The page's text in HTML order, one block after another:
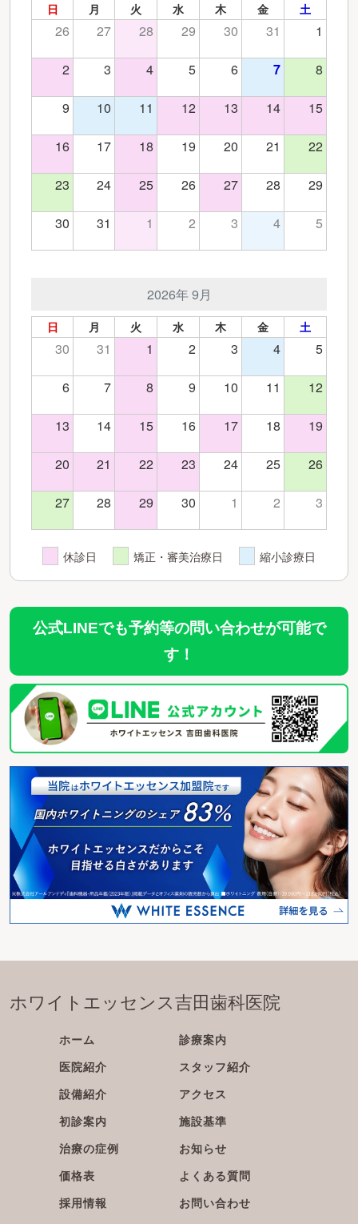
日 月 火 水 木 金 土
26 27 28 29 30 31 1
2 3 4 5 6 7 8
9 10 11 12 13 14 15
16 17 18 19 20 21 22
23 24 25 26 27 28 29
30 31 1 2 3 4 5
2026年 9月
日 月 火 水 木 金 土
30 31 1 2 3 4 5
6 7 8 9 10 11 12
13 14 15 16 17 18 19
20 21 22 23 24 25 26
27 28 29 30 1 2 3
休診日 矯正・審美治療日 縮小診療日
公式LINEでも予約等の問い合わせが可能で
す！
ホワイトエッセンス吉田歯科医院
ホーム
医院紹介
設備紹介
初診案内
診療案内
スタッフ紹介
アクセス
施設基準
治療の症例
価格表
採用情報
お知らせ
よくある質問
お問い合わせ